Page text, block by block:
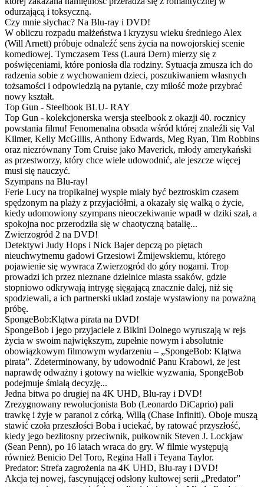
odurzającą i toksyczną.
Czy mnie słychac? Na Blu-ray i DVD!
W obliczu rozpadu małżeństwa i kryzysu wieku średniego Alex
(Will Arnett) próbuje odnaleźć sens życia na nowojorskiej scenie
komediowej. Tymczasem Tess (Laura Dern) mierzy się z
poświęceniami, które poniosła dla rodziny. Sytuacja zmusza ich do
radzenia sobie z wychowaniem dzieci, poszukiwaniem własnych
tożsamości i odpowiedzią na pytanie, czy miłość może przybrać
nowy kształt.
Top Gun - Steelbook BLU- RAY
Top Gun - kolekcjonerska wersja steelbook z okazji 40. rocznicy
powstania filmu! Fenomenalna obsada wśród której znaleźli się Val
Kilmer, Kelly McGillis, Anthony Edwards, Meg Ryan, Tim Robbins
oraz niezrównany Tom Cruise jako Maverick, młody amerykański
as przestworzy, który chce wiele udowodnić, ale jeszcze więcej
musi się nauczyć.
Szympans na Blu-ray!
Ferie Lucy na tropikalnej wyspie miały być beztroskim czasem
spędzonym na plaży z przyjaciółmi, a okazały się walką o życie,
kiedy udomowiony szympans nieoczekiwanie wpadł w dziki szał, a
spokojna noc przerodziła się w chaotyczną batalię...
Zwierzogród 2 na DVD!
Detektywi Judy Hops i Nick Bajer depczą po piętach
nieuchwytnemu gadowi Grzesiowi Żmijewskiemu, którego
pojawienie się wywraca Zwierzogród do góry nogami. Trop
prowadzi ich przez nieznane dzielnice miasta ssaków, gdzie
stopniowo odkrywają intrygę sięgającą znacznie dalej, niż się
spodziewali, a ich partnerski układ zostaje wystawiony na poważną
próbę.
SpongeBob:Klątwa pirata na DVD!
SpongeBob i jego przyjaciele z Bikini Dolnego wyruszają w rejs
życia w swoim największym, zupełnie nowym i absolutnie
obowiązkowym filmowym wydarzeniu – „SpongeBob: Klątwa
pirata”. Zdeterminowany, by udowodnić Panu Krabowi, że jest
naprawdę odważny i gotowy na wielkie wyzwania, SpongeBob
podejmuje śmiałą decyzję...
Jedna bitwa po drugiej na 4K UHD, Blu-ray i DVD!
Zrezygnowany rewolucjonista Bob (Leonardo DiCaprio) pali
trawkę i żyje w paranoi z córką, Willą (Chase Infiniti). Oboje muszą
stawić czoła przeszłości Boba i uciekać, by ratować przyszłość,
kiedy jego bezlitosny przeciwnik, pułkownik Steven J. Lockjaw
(Sean Penn), po 16 latach wraca do gry. W filmie występują
również Benicio Del Toro, Regina Hall i Teyana Taylor.
Predator: Strefa zagrożenia na 4K UHD, Blu-ray i DVD!
Akcja tej nowej, fascynującej odsłony kultowej serii „Predator”